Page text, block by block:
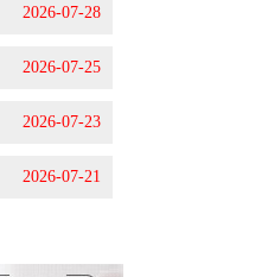
2026-07-28
2026-07-25
2026-07-23
2026-07-21